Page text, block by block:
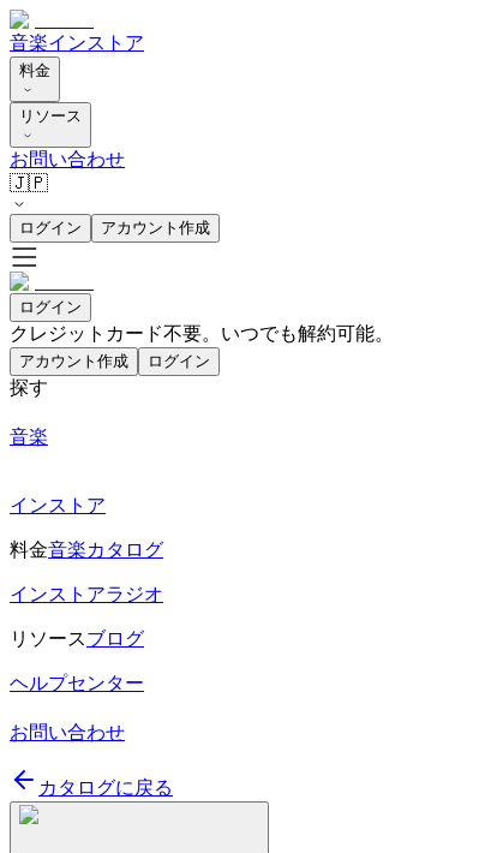
音楽インストア
料金
リソース
お問い合わせ
🇯🇵
ログイン アカウント作成
ログイン
クレジットカード不要。いつでも解約可能。
アカウント作成 ログイン
探す
音楽
インストア
料金音楽カタログ
インストアラジオ
リソースブログ
ヘルプセンター
お問い合わせ
カタログに戻る